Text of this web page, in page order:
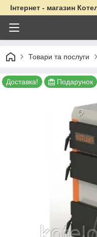
Інтернет - магазин
Товари та послуги
Доставка! Подарунок